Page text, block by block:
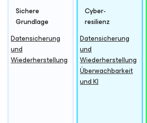
Sichere
Grundlage
Cyber-
resilienz
Datensicherung
und
Wiederherstellung
Datensicherung
und
Wiederherstellung
Überwachbarkeit
und KI